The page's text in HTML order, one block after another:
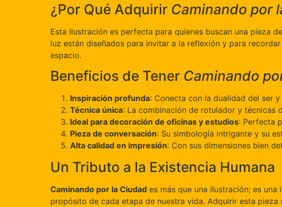
¿Por Qué Adquirir Caminando por
Esta ilustración es perfecta para quienes buscan una pieza
luz están diseñados para invitar a la reflexión y para
espacio.
Beneficios de Tener Caminando
Inspiración profunda: Conecta con la dualidad del ser
Técnica única: La combinación de rotulador y técnicas
Ideal para decoración de oficinas y estudios: Perfecta
Pieza de conversación: Su simbología intrigante y su
Alta calidad en impresión: Con sus dimensiones bien
Un Tributo a la Existencia Humana
Caminando por la Ciudad es más que una ilustración; es
propósito de cada etapa de nuestra vida. Adquirir esta